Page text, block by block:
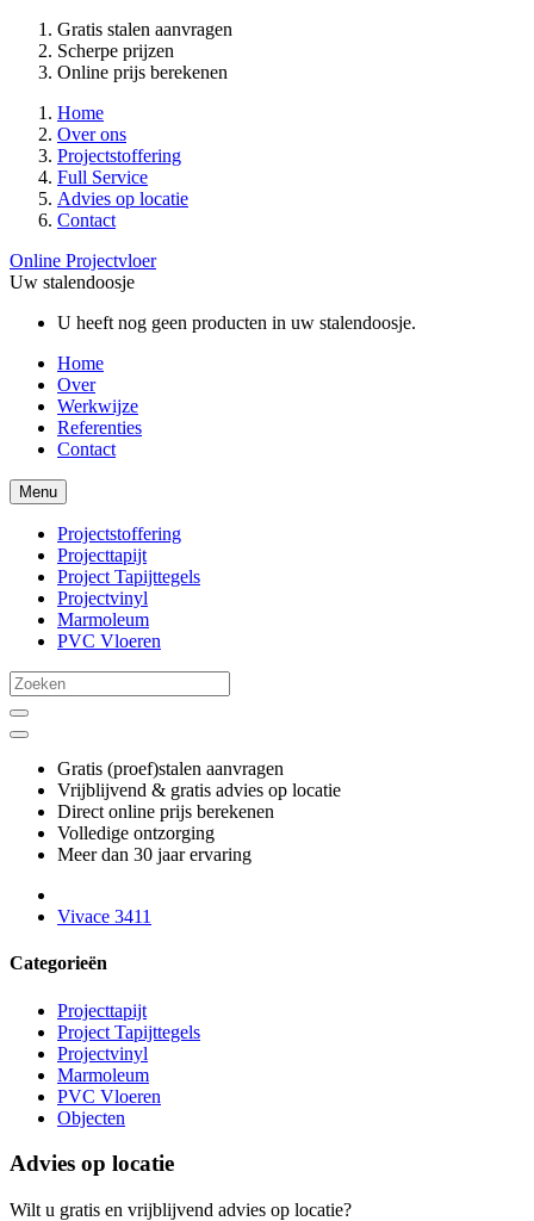
Gratis stalen aanvragen
Scherpe prijzen
Online prijs berekenen
Home
Over ons
Projectstoffering
Full Service
Advies op locatie
Contact
Online Projectvloer
Uw stalendoosje
U heeft nog geen producten in uw stalendoosje.
Home
Over
Werkwijze
Referenties
Contact
Menu
Projectstoffering
Projecttapijt
Project Tapijttegels
Projectvinyl
Marmoleum
PVC Vloeren
Gratis (proef)stalen aanvragen
Vrijblijvend & gratis advies op locatie
Direct online prijs berekenen
Volledige ontzorging
Meer dan 30 jaar ervaring
Vivace 3411
Categorieën
Projecttapijt
Project Tapijttegels
Projectvinyl
Marmoleum
PVC Vloeren
Objecten
Advies op locatie
Wilt u gratis en vrijblijvend advies op locatie?